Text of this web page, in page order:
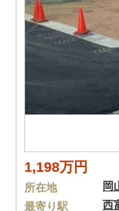
1,198万円
所在地 岡
最寄り駅
西